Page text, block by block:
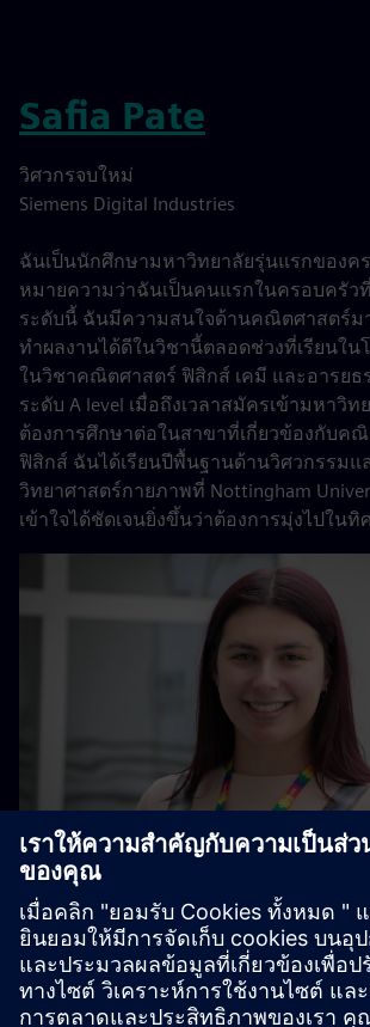
Safia Pate
วิศวกรจบใหม่
Siemens Digital Industries
ฉันเป็นนักศึกษามหาวิทยาลัยรุ่นแรกของค
หมายความว่าฉันเป็นคนแรกในครอบครัว
ระดับนี้ ฉันมีความสนใจด้านคณิตศาสตร์ม
ทำผลงานได้ดีในวิชานี้ตลอดช่วงที่เรียนใน
ในวิชาคณิตศาสตร์ ฟิสิกส์ เคมี และอารยธ
ระดับ A level เมื่อถึงเวลาสมัครเข้ามหาวิท
ต้องการศึกษาต่อในสาขาที่เกี่ยวข้องกับค
ฟิสิกส์ ฉันได้เรียนปีพื้นฐานด้านวิศวกรรมแ
วิทยาศาสตร์กายภาพที่ Nottingham
เข้าใจได้ชัดเจนยิ่งขึ้นว่าต้องการมุ่งไปในทิ
Emily Smith
Electrical Applications Engineering